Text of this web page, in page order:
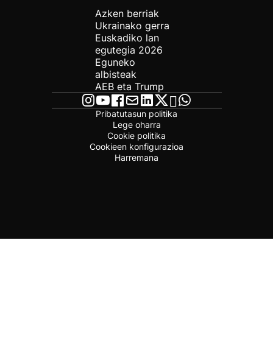
Azken berriak
Ukrainako gerra
Euskadiko lan
egutegia 2026
Eguneko
albisteak
AEB eta Trump
Pribatutasun politika
Lege oharra
Cookie politika
Cookieen konfigurazioa
Harremana